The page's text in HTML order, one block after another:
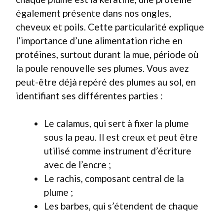
également présente dans nos ongles,
cheveux et poils. Cette particularité explique
l’importance d’une alimentation riche en
protéines, surtout durant la mue, période où
la poule renouvelle ses plumes. Vous avez
peut-être déjà repéré des plumes au sol, en
identifiant ses différentes parties :
Le calamus, qui sert à fixer la plume
sous la peau. Il est creux et peut être
utilisé comme instrument d’écriture
avec de l’encre ;
Le rachis, composant central de la
plume ;
Les barbes, qui s’étendent de chaque